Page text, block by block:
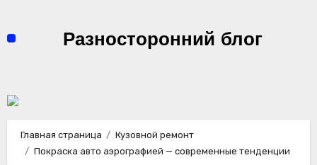
содержимомуРазносторонний блог
Главная страница
Кузовной ремонт
Покраска авто аэрографией — современные тенденции